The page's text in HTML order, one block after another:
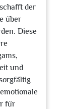
der
über
Diese
und
für